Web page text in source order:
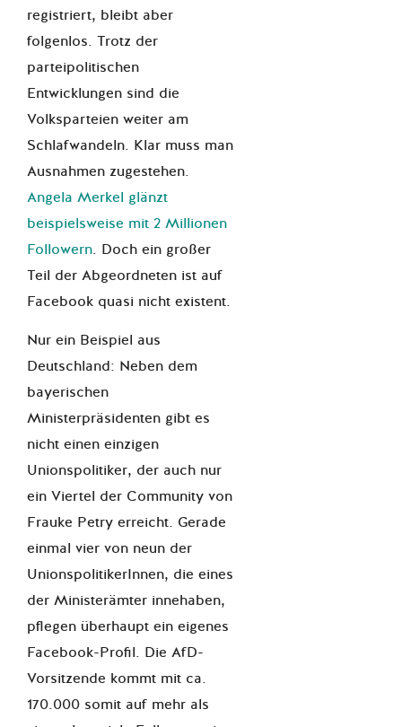
registriert, bleibt aber
folgenlos. Trotz der
parteipolitischen
Entwicklungen sind die
Volksparteien weiter am
Schlafwandeln. Klar muss man
Ausnahmen zugestehen.
Angela Merkel glänzt
beispielsweise mit 2 Millionen
Followern. Doch ein großer
Teil der Abgeordneten ist auf
Facebook quasi nicht existent.
Nur ein Beispiel aus
Deutschland: Neben dem
bayerischen
Ministerpräsidenten gibt es
nicht einen einzigen
Unionspolitiker, der auch nur
ein Viertel der Community von
Frauke Petry erreicht. Gerade
einmal vier von neun der
UnionspolitikerInnen, die eines
der Ministerämter innehaben,
pflegen überhaupt ein eigenes
Facebook-Profil. Die AfD-
Vorsitzende kommt mit ca.
170.000 somit auf mehr als